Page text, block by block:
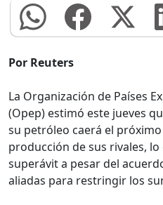
Por Reuters
La Organización de Países
(Opep) estimó este jueves
su petróleo caerá el
producción de sus rivales,
superávit a pesar del
aliadas para restringir los